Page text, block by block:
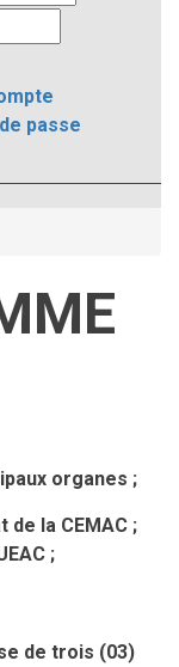
passe
organes ;
la CEMAC ;
;
de trois (03)